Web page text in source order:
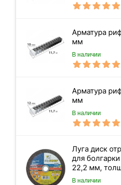
Арматура
мм
В наличии
Арматура
мм
В наличии
Луга диск
для
22,2 мм,
В наличии
Материал
Внешний диаметр
Толщина стенки
Страна-производитель
Длина трубы
Цена указана